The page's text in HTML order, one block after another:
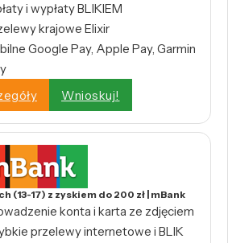
i wypłaty BLIKIEM
krajowe Elixir
Google Pay, Apple Pay, Garmin
Wnioskuj!
(13-17) z zyskiem do 200 zł | mBank
konta i karta ze zdjęciem
przelewy internetowe i BLIK